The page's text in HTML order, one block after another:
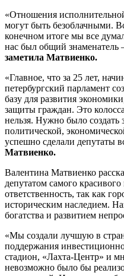
«Отношения
могут быть безоблачными.
конечном итоге мы все
нас был общий
заметила Матвиенко.
«Главное, что за 25 лет,
петербургский парламент
базу для развития
защиты граждан. Это
нельзя. Нужно было создать
политической,
успешно сделали депутаты
Матвиенко.
Валентина Матвиенко
депутатом самого
ответственность, так как
историческим наследием.
богатства и развитием
«Мы создали лучшую в
поддержания
стадион, «Лахта-Центр» и
невозможно было бы